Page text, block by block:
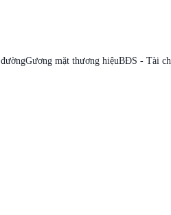
Gương mặt thương hiệuBĐS - Tài